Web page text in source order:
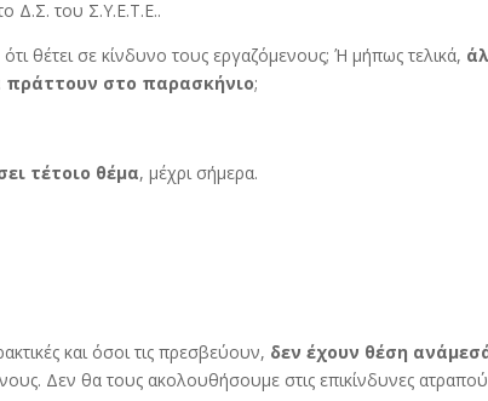
Δ.Σ. του Σ.Υ.Ε.Τ.Ε..
θέτει σε κίνδυνο τους εργαζόμενους; Ή μήπως τελικά,
πράττουν στο παρασκήνιο;
τέτοιο θέμα, μέχρι σήμερα.
και όσοι τις πρεσβεύουν, δεν έχουν θέση
Δεν θα τους ακολουθήσουμε στις επικίνδυνες